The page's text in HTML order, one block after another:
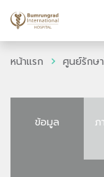
หน้าแรก ศูนย์รักษา
ข้อมูล
ภ